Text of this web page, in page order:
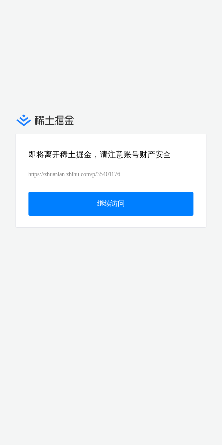
即将离开稀土掘金，请注意账号财产安全
https://zhuanlan.zhihu.com/p/35401176
继续访问